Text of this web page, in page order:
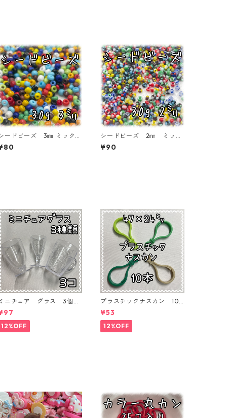
ードビーズ 3㎜ ミックス
ラー 不透明タイプ 30
ｇ【SEED-BEADS-o03-MI
シードビーズ 2㎜ ミック
ス 30ｇ【SEED-BEADS-0
2MIX06】
¥90
ミニチュア グラス 3個入
【MNT-GLS-3P-01】
12%OFF
プラスチックナスカン 10
本入り【PK-10】
¥53
12%OFF